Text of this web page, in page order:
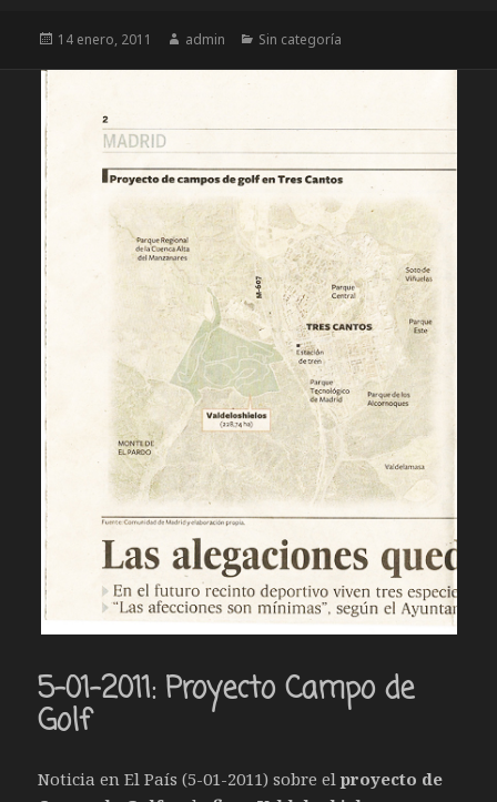
Publicado
14 enero, 2011 Autor
admin Categorías
Sin categoría
5-01-2011: Proyecto Campo de
Golf
Noticia en El País (5-01-2011) sobre elproyecto de